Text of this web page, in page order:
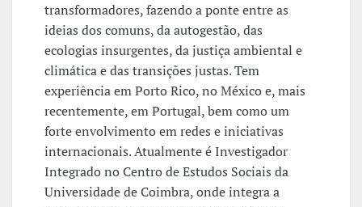
transformadores, fazendo a ponte entre as
ideias dos comuns, da autogestão, das
ecologias insurgentes, da justiça ambiental e
climática e das transições justas. Tem
experiência em Porto Rico, no México e, mais
recentemente, em Portugal, bem como um
forte envolvimento em redes e iniciativas
internacionais. Atualmente é Investigador
Integrado no Centro de Estudos Sociais da
Universidade de Coimbra, onde integra a